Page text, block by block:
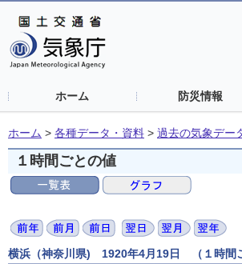
ホーム 防災情報
ホーム > 各種データ・資料 > 過去の気象デー
１時間ごとの値
横浜（神奈川県) 1920年4月19日 （１時間